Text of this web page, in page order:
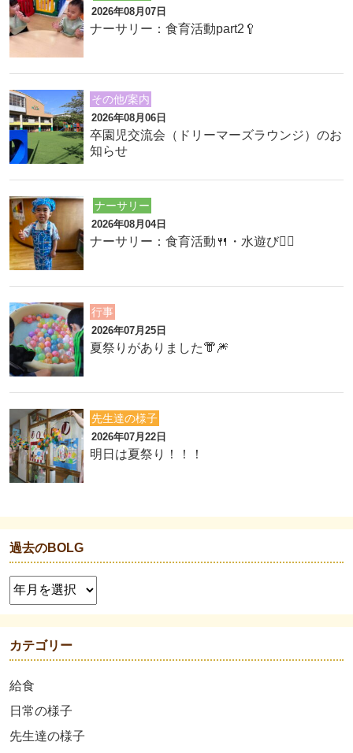
2026年08月07日
ナーサリー：食育活動part2🥄
その他/案内
2026年08月06日
卒園児交流会（ドリーマーズラウンジ）のお
知らせ
ナーサリー
2026年08月04日
ナーサリー：食育活動🍴・水遊び🏊‍♂️
行事
2026年07月25日
夏祭りがありました👘🎆
先生達の様子
2026年07月22日
明日は夏祭り！！！
過去のBOLG
カテゴリー
給食
日常の様子
先生達の様子